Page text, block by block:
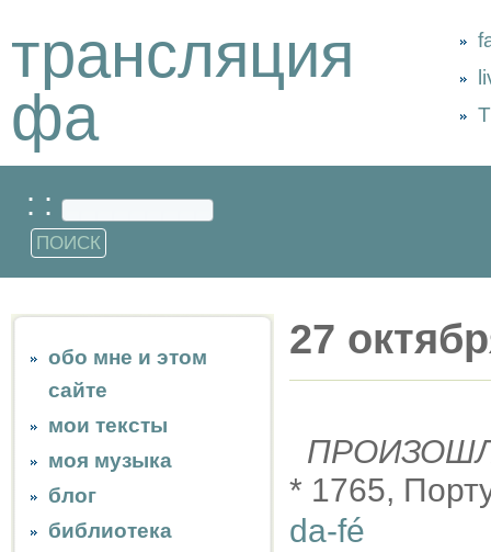
трансляция
фа
: :
обо мне и этом
сайте
мои тексты
моя музыка
блог
библиотека
27
* 1765,
da-fé